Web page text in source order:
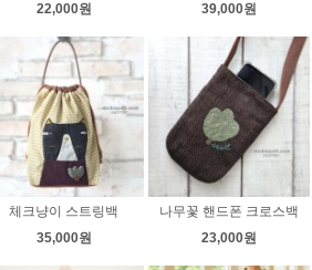
22,000원
39,000원
체크냥이 스트링백
35,000원
나무꽃 핸드폰 크로스백
23,000원